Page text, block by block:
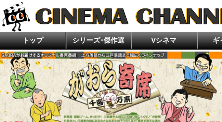
トップ
今月の新作
ランキング
好評配信中
シリーズ･傑作選
ホラー・ゾンビ特集
エロキン エッチな企画を考えよう！エロ研究
住倉カオスの怪談★語ルシス
ぶらり探訪 珍湯たび
超ムーの世界R
ほんとにあった！呪いのビデオ
Vシネマ
アクション・任侠・ド
ギ
女流